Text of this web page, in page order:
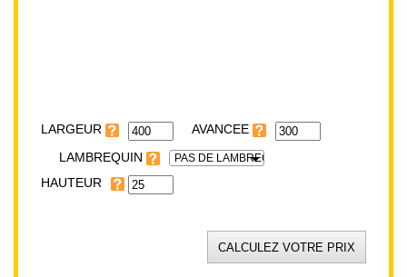
LARGEUR
LAMBREQUIN
PAS DE LAMBREQUIN
HAUTEUR